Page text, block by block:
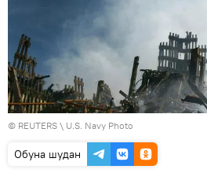
© REUTERS \ U.S. Navy Photo
Обуна шудан